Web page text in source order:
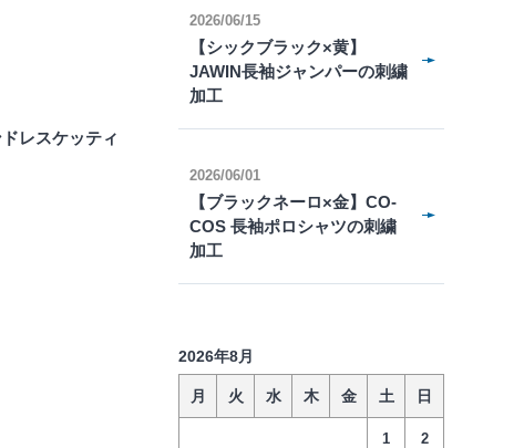
レスケッティ
2026/06/15
【シックブラック×黄】
JAWIN長袖ジャンパーの刺繍
加工
2026/06/01
【ブラックネーロ×金】CO-
COS 長袖ポロシャツの刺繍
加工
2026年8月
月 火 水 木 金 土 日
1 2